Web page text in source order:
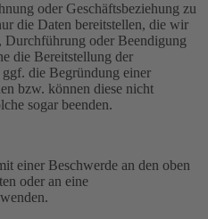
oder Geschäftsbeziehung zu
die Daten bereitstellen, die wir
Durchführung oder Beendigung
die Bereitstellung der
die Begründung einer
bzw. können diese nicht
sogar beenden.
einer Beschwerde an den oben
oder an eine